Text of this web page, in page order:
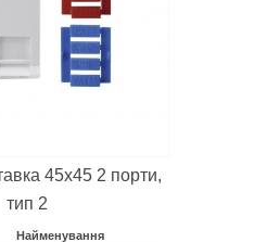
45х45 2 порти,
тип 2
Найменування